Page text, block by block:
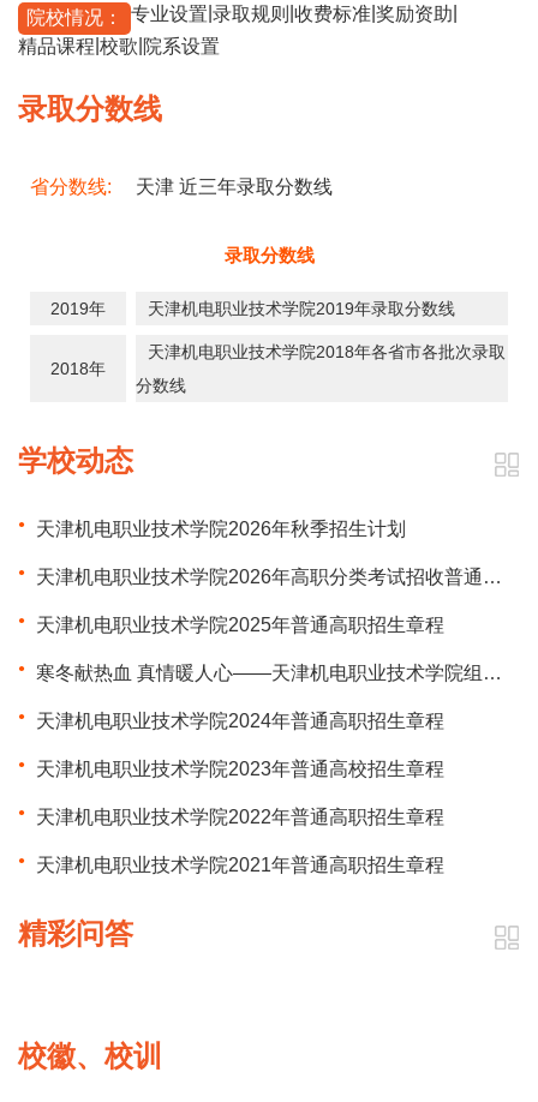
院校情况： 专业设置 录取规则 收费标准 奖励资助
精品课程 校歌 院系设置
录取分数线
省分数线: 天津 近三年录取分数线
录取分数线
2019年 天津机电职业技术学院2019年录取分数线
2018年
天津机电职业技术学院2018年各省市各批次录取
分数线
学校动态
天津机电职业技术学院2026年秋季招生计划
天津机电职业技术学院2026年高职分类考试招收普通高中毕业生章程
天津机电职业技术学院2025年普通高职招生章程
寒冬献热血 真情暖人心——天津机电职业技术学院组织2024年度无偿献血活动
天津机电职业技术学院2024年普通高职招生章程
天津机电职业技术学院2023年普通高校招生章程
天津机电职业技术学院2022年普通高职招生章程
天津机电职业技术学院2021年普通高职招生章程
精彩问答
校徽、校训